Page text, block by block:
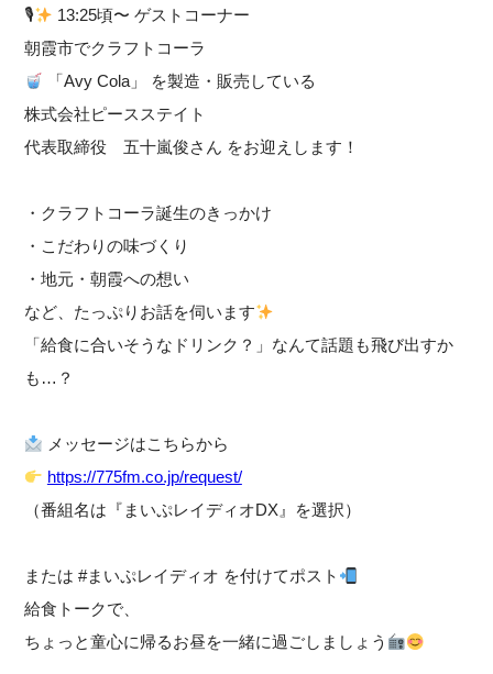
🎙 13:25頃〜 ゲストコーナー
朝霞市でクラフトコーラ
「Avy Cola」 を製造・販売している
株式会社ピースステイト
代表取締役 五十嵐俊さん をお迎えします！
・クラフトコーラ誕生のきっかけ
・こだわりの味づくり
・地元・朝霞への想い
など、たっぷりお話を伺います
「給食に合いそうなドリンク？」なんて話題も飛び出すか
も…？
メッセージはこちらから
https://775fm.co.jp/request/
（番組名は『まいぷレイディオDX』を選択）
または #まいぷレイディオ を付けてポスト
給食トークで、
ちょっと童心に帰るお昼を一緒に過ごしましょう